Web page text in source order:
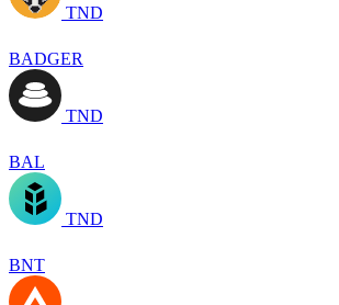
TND
BADGER
TND
BAL
TND
BNT